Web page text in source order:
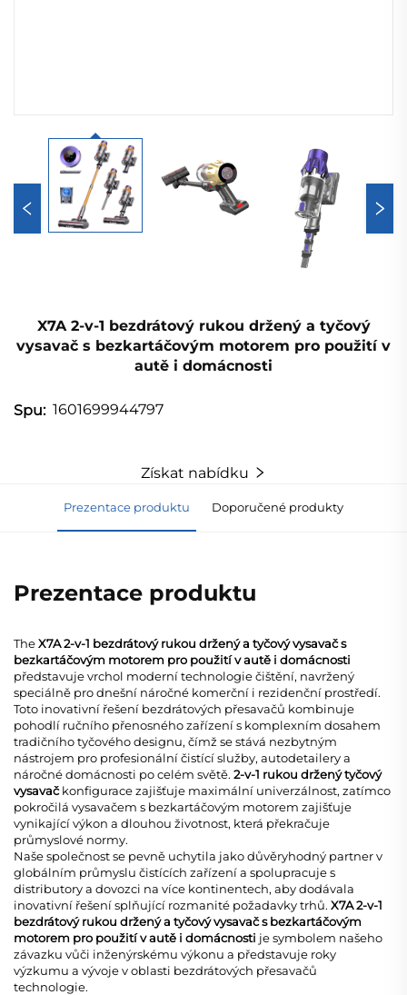
X7A 2-v-1 bezdrátový rukou držený a tyčový
vysavač s bezkartáčovým motorem pro použití v
autě i domácnosti
Spu: 1601699944797
Získat nabídku
Prezentace produktu Doporučené produkty
Prezentace produktu
TheX7A 2-v-1 bezdrátový rukou držený a tyčový vysavač s
bezkartáčovým motorem pro použití v autě i domácnosti
představuje vrchol moderní technologie čištění, navržený
speciálně pro dnešní náročné komerční i rezidenční prostředí.
Toto inovativní řešení bezdrátových přesavačů kombinuje
pohodlí ručního přenosného zařízení s komplexním dosahem
tradičního tyčového designu, čímž se stává nezbytným
nástrojem pro profesionální čistící služby, autodetailery a
náročné domácnosti po celém světě. 2-v-1 rukou držený tyčový
vysavačkonfigurace zajišťuje maximální univerzálnost, zatímco
pokročilá vysavačem s bezkartáčovým motorem zajišťuje
vynikající výkon a dlouhou životnost, která překračuje
průmyslové normy.
Naše společnost se pevně uchytila jako důvěryhodný partner v
globálním průmyslu čistících zařízení a spolupracuje s
distributory a dovozci na více kontinentech, aby dodávala
inovativní řešení splňující rozmanité požadavky trhů. X7A 2-v-1
bezdrátový rukou držený a tyčový vysavač s bezkartáčovým
motorem pro použití v autě i domácnosti je symbolem našeho
závazku vůči inženýrskému výkonu a představuje roky
výzkumu a vývoje v oblasti bezdrátových přesavačů
technologie.